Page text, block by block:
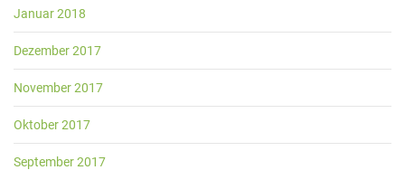
Januar 2018
Dezember 2017
November 2017
Oktober 2017
September 2017